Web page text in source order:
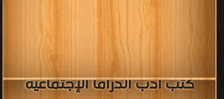
كتب أدب الدراما الإجتماعية